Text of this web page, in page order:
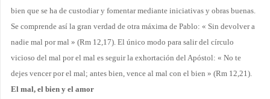
bien que se ha de custodiar y fomentar mediante iniciativas y obras buenas.
Se comprende así la gran verdad de otra máxima de Pablo: « Sin devolver a
nadie mal por mal » (Rm 12,17). El único modo para salir del círculo
vicioso del mal por el mal es seguir la exhortación del Apóstol: « No te
dejes vencer por el mal; antes bien, vence al mal con el bien » (Rm 12,21).
El mal, el bien y el amor